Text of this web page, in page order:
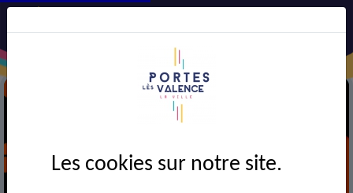
Les cookies sur notre site.